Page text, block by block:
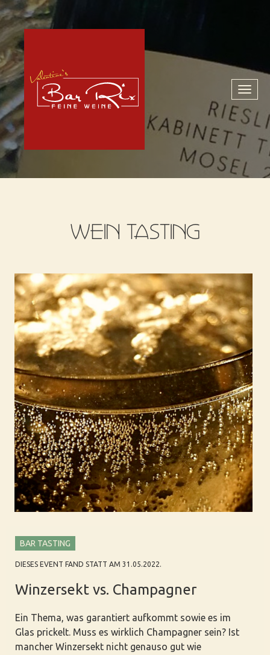
Toggle
WEIN TASTING
BAR TASTING
DIESES EVENT FAND STATT AM 31.05.2022.
Winzersekt vs. Champagner
Ein Thema, was garantiert aufkommt sowie es im
Glas prickelt. Muss es wirklich Champagner sein? Ist
mancher Winzersekt nicht genauso gut wie